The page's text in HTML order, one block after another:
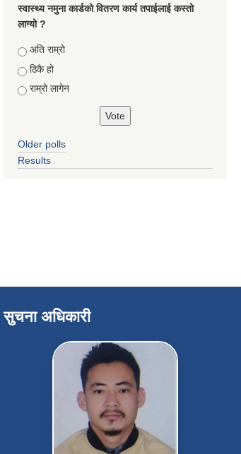
स्वास्थ्य नमुना कार्डको वितरण कार्य तपाईलाई कस्तो
लाग्यो ?
Choices
अति राम्रो
ठिकै हो
राम्रो लागेन
Older polls
Results
सुचना अधिकारी